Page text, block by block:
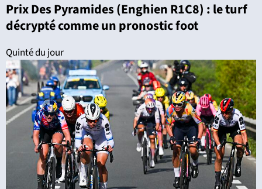
Prix Des Pyramides (Enghien R1C8) : le turf
décrypté comme un pronostic foot
Quinté du jour